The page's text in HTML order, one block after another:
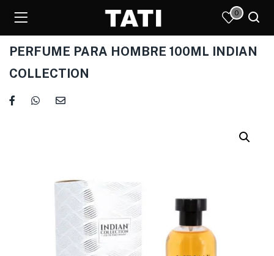
0
PERFUME PARA HOMBRE 100ML INDIAN
COLLECTION